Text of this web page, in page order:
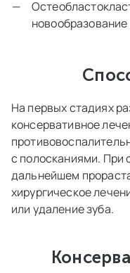
На первых стадиях
консервативное
с полосканиями. При
дальнейшем
хирургическое
или удаление зуба.